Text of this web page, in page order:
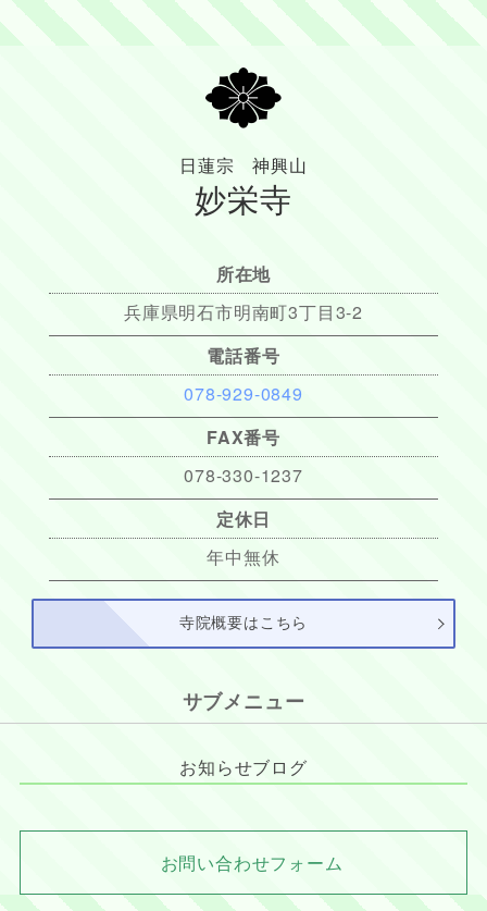
日蓮宗 神興山
妙栄寺
所在地
兵庫県明石市明南町3丁目3-2
電話番号
078-929-0849
FAX番号
078-330-1237
定休日
年中無休
寺院概要はこちら
サブメニュー
お知らせブログ
お問い合わせフォーム